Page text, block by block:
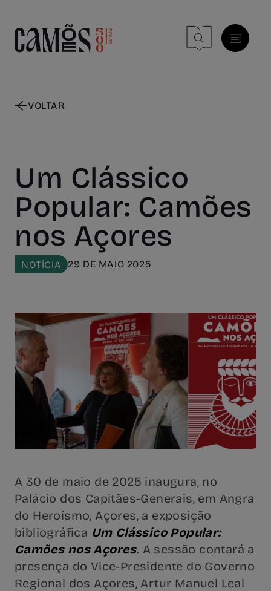
VOLTAR
Um Clássico
Popular: Camões
nos Açores
NOTÍCIA 29 DE MAIO 2025
A 30 de maio de 2025 inaugura, no
Palácio dos Capitães-Generais, em Angra
do Heroísmo, Açores, a exposição
bibliográfica Um Clássico Popular:
Camões nos Açores. A sessão contará a
presença do Vice-Presidente do Governo
Regional dos Açores, Artur Manuel Leal